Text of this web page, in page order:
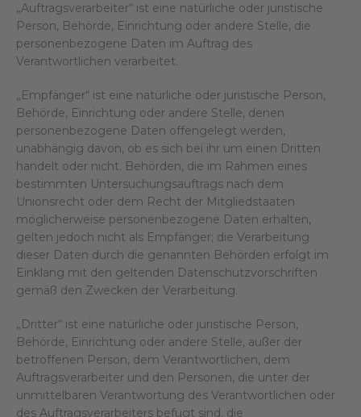
„Auftragsverarbeiter“ ist eine natürliche oder juristische
Person, Behörde, Einrichtung oder andere Stelle, die
personenbezogene Daten im Auftrag des
Verantwortlichen verarbeitet.
„Empfänger“ ist eine natürliche oder juristische Person,
Behörde, Einrichtung oder andere Stelle, denen
personenbezogene Daten offengelegt werden,
unabhängig davon, ob es sich bei ihr um einen Dritten
handelt oder nicht. Behörden, die im Rahmen eines
bestimmten Untersuchungsauftrags nach dem
Unionsrecht oder dem Recht der Mitgliedstaaten
möglicherweise personenbezogene Daten erhalten,
gelten jedoch nicht als Empfänger; die Verarbeitung
dieser Daten durch die genannten Behörden erfolgt im
Einklang mit den geltenden Datenschutzvorschriften
gemäß den Zwecken der Verarbeitung.
„Dritter“ ist eine natürliche oder juristische Person,
Behörde, Einrichtung oder andere Stelle, außer der
betroffenen Person, dem Verantwortlichen, dem
Auftragsverarbeiter und den Personen, die unter der
unmittelbaren Verantwortung des Verantwortlichen oder
des Auftragsverarbeiters befugt sind, die